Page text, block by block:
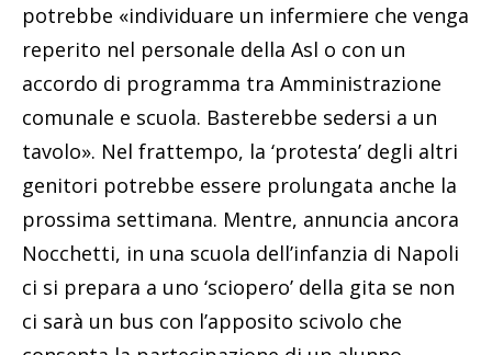
potrebbe «individuare un infermiere che venga
reperito nel personale della Asl o con un
accordo di programma tra Amministrazione
comunale e scuola. Basterebbe sedersi a un
tavolo». Nel frattempo, la ‘protesta’ degli altri
genitori potrebbe essere prolungata anche la
prossima settimana. Mentre, annuncia ancora
Nocchetti, in una scuola dell’infanzia di Napoli
ci si prepara a uno ‘sciopero’ della gita se non
ci sarà un bus con l’apposito scivolo che